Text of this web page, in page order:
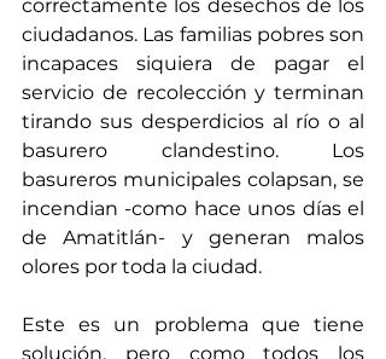
correctamente los desechos de los
ciudadanos. Las familias pobres son
incapaces siquiera de pagar el
servicio de recolección y terminan
tirando sus desperdicios al río o al
basurero clandestino. Los
basureros municipales colapsan, se
incendian -como hace unos días el
de Amatitlán- y generan malos
olores por toda la ciudad.
Este es un problema que tiene
solución, pero como todos los